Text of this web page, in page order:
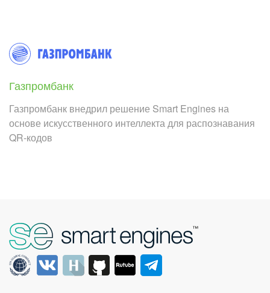
Газпромбанк
Газпромбанк внедрил решение Smart Engines на
основе искусственного интеллекта для распознавания
QR-кодов